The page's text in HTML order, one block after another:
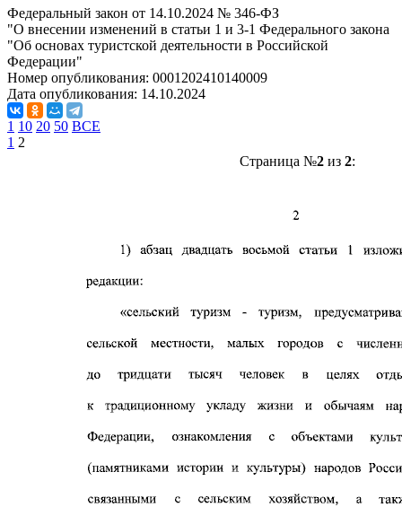
Федеральный закон от 14.10.2024 № 346-ФЗ
"О внесении изменений в статьи 1 и 3-1 Федерального закона
"Об основах туристской деятельности в Российской
Федерации"
Номер опубликования: 0001202410140009
Дата опубликования: 14.10.2024
1 10 20 50 ВСЕ
1 2
Страница №2из 2: